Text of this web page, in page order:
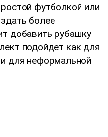
футболкой или
более
добавить рубашку
подойдет как для
и для неформальной